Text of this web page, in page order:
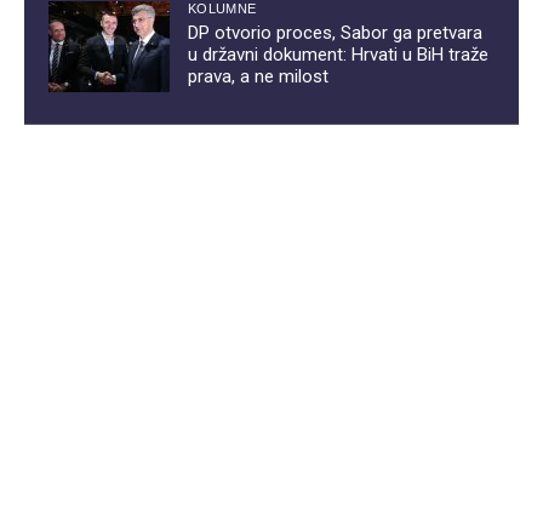
KOLUMNE
DP otvorio proces, Sabor ga pretvara
u državni dokument: Hrvati u BiH traže
prava, a ne milost